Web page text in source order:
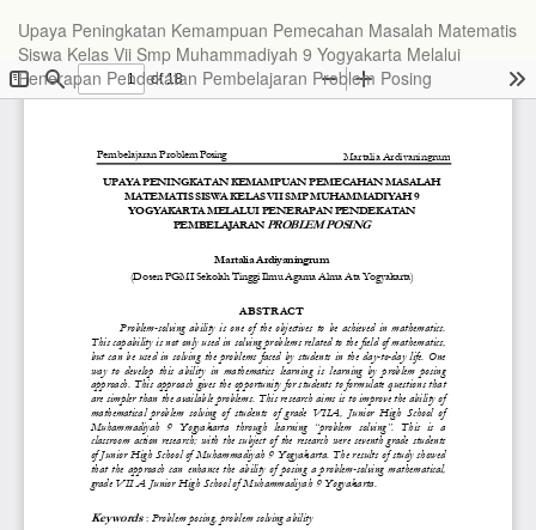
Upaya Peningkatan Kemampuan Pemecahan Masalah Matematis
Siswa Kelas Vii Smp Muhammadiyah 9 Yogyakarta Melalui
Penerapan Pendekatan Pembelajaran Problem Posing